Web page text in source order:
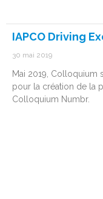
IAPCO Driving
30 mai 2019
Mai 2019, Colloquium
pour la création de la
Colloquium Numbr.